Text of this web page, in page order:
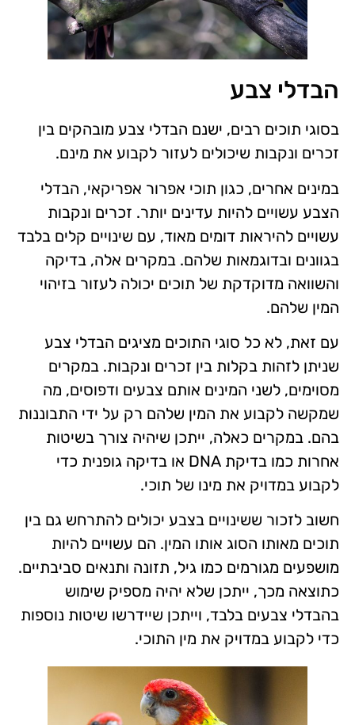
הבדלי צבע
בסוגי תוכים רבים, ישנם הבדלי צבע מובהקים בין
זכרים ונקבות שיכולים לעזור לקבוע את מינם.
במינים אחרים, כגון תוכי אפרור אפריקאי, הבדלי
הצבע עשויים להיות עדינים יותר. זכרים ונקבות
עשויים להיראות דומים מאוד, עם שינויים קלים בלבד
בגוונים ובדוגמאות שלהם. במקרים אלה, בדיקה
והשוואה מדוקדקת של תוכים יכולה לעזור בזיהוי
המין שלהם.
עם זאת, לא כל סוגי התוכים מציגים הבדלי צבע
שניתן לזהות בקלות בין זכרים ונקבות. במקרים
מסוימים, לשני המינים אותם צבעים ודפוסים, מה
שמקשה לקבוע את המין שלהם רק על ידי התבוננות
בהם. במקרים כאלה, ייתכן שיהיה צורך בשיטות
אחרות כמו בדיקת DNA או בדיקה גופנית כדי
לקבוע במדויק את מינו של תוכי.
חשוב לזכור ששינויים בצבע יכולים להתרחש גם בין
תוכים מאותו הסוג אותו המין. הם עשויים להיות
מושפעים מגורמים כמו גיל, תזונה ותנאים סביבתיים.
כתוצאה מכך, ייתכן שלא יהיה מספיק שימוש
בהבדלי צבעים בלבד, וייתכן שיידרשו שיטות נוספות
כדי לקבוע במדויק את מין התוכי.